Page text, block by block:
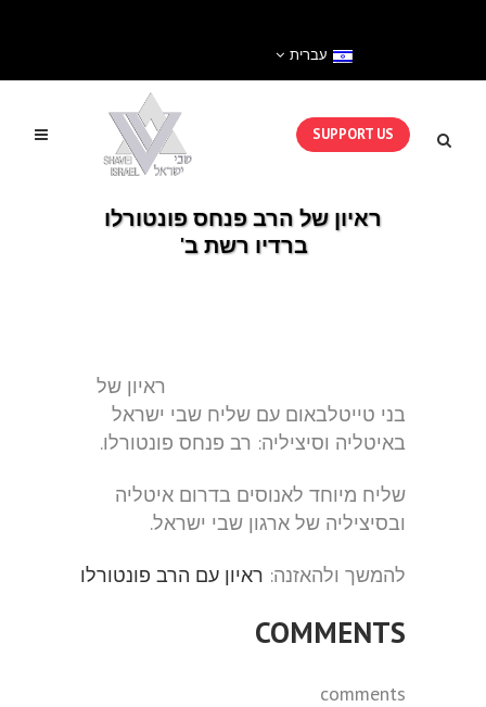
עברית
SUPPORT US
ראיון של הרב פנחס פונטורלו
ברדיו רשת ב'
ראיון של
בני טייטלבאום עם שליח שבי ישראל
באיטליה וסיציליה: רב פנחס פונטורלו.
שליח מיוחד לאנוסים בדרום איטליה
ובסיציליה של ארגון שבי ישראל.
להמשך ולהאזנה: ראיון עם הרב פונטורלו
COMMENTS
comments